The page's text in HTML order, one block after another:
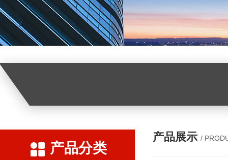
产品分类
产品展示 /